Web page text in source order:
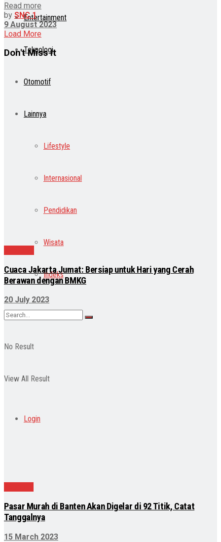
Entertainment
Teknologi
Otomotif
Lainnya
Lifestyle
Internasional
Pendidikan
Wisata
Indeks
No Result
View All Result
Login
Read more
by SNC 1
9 August 2023
Load More
Don't Miss It
Cuaca Jakarta Jumat: Bersiap untuk Hari yang Cerah
Berawan dengan BMKG
20 July 2023
Pasar Murah di Banten Akan Digelar di 92 Titik, Catat
Tanggalnya
15 March 2023